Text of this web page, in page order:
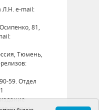
Л.Н. e-mail:
81,
Тюмень,
59. Отдел
правда»,